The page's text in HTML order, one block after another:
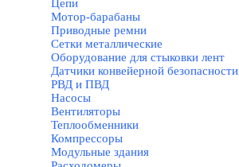
Цепи
Мотор-барабаны
Приводные ремни
Сетки металлические
Оборудование для стыковки лент
Датчики конвейерной безопасности
РВД и ПВД
Насосы
Вентиляторы
Теплообменники
Компрессоры
Модульные здания